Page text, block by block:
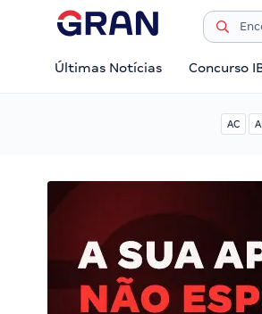
Últimas Notícias Concurso
AC